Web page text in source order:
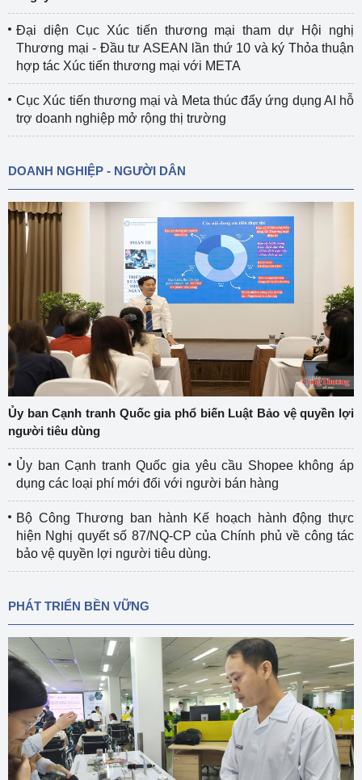
Đại diện Cục Xúc tiến thương mại tham dự Hội nghị
Thương mại - Đầu tư ASEAN lần thứ 10 và ký Thỏa thuận
hợp tác Xúc tiến thương mại với META
Cục Xúc tiến thương mại và Meta thúc đẩy ứng dụng AI hỗ
trợ doanh nghiệp mở rộng thị trường
DOANH NGHIỆP - NGƯỜI DÂN
Ủy ban Cạnh tranh Quốc gia phổ biến Luật Bảo vệ quyền lợi
người tiêu dùng
Ủy ban Cạnh tranh Quốc gia yêu cầu Shopee không áp
dụng các loại phí mới đối với người bán hàng
Bộ Công Thương ban hành Kế hoạch hành động thực
hiện Nghị quyết số 87/NQ-CP của Chính phủ về công tác
bảo vệ quyền lợi người tiêu dùng.
PHÁT TRIỂN BỀN VỮNG